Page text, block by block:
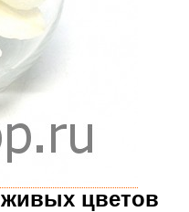
цветов